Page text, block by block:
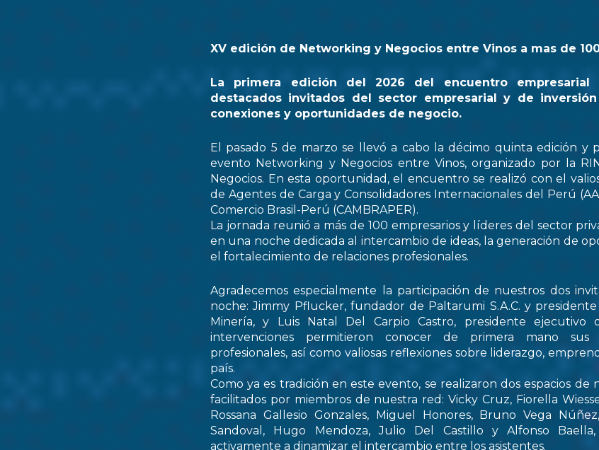
XV edición de Networking y Negocios entre Vinos a mas de
La primera edición del 2026 del encuentro
destacados invitados del sector empresarial y de
conexiones y oportunidades de negocio.
El pasado 5 de marzo se llevó a cabo la décimo quinta edición y
evento Networking y Negocios entre Vinos, organizado por la
Negocios. En esta oportunidad, el encuentro se realizó con el
de Agentes de Carga y Consolidadores Internacionales del Perú
Comercio Brasil-Perú (CAMBRAPER).
La jornada reunió a más de 100 empresarios y líderes del sector
en una noche dedicada al intercambio de ideas, la generación de
el fortalecimiento de relaciones profesionales.
Agradecemos especialmente la participación de nuestros dos
noche: Jimmy Pflucker, fundador de Paltarumi S.A.C. y
Minería, y Luis Natal Del Carpio Castro, presidente ejecutivo
intervenciones permitieron conocer de primera mano sus
profesionales, así como valiosas reflexiones sobre liderazgo,
país.
Como ya es tradición en este evento, se realizaron dos espacios
facilitados por miembros de nuestra red: Vicky Cruz, Fiorella
Rossana Gallesio Gonzales, Miguel Honores, Bruno Vega
Sandoval, Hugo Mendoza, Julio Del Castillo y Alfonso
activamente a dinamizar el intercambio entre los asistentes.